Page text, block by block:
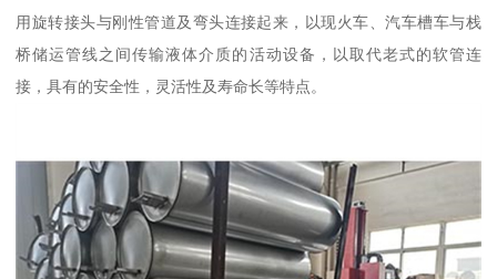
用旋转接头与刚性管道及弯头连接起来，以现火车、汽车槽车与栈
桥储运管线之间传输液体介质的活动设备，以取代老式的软管连
接，具有的安全性，灵活性及寿命长等特点。